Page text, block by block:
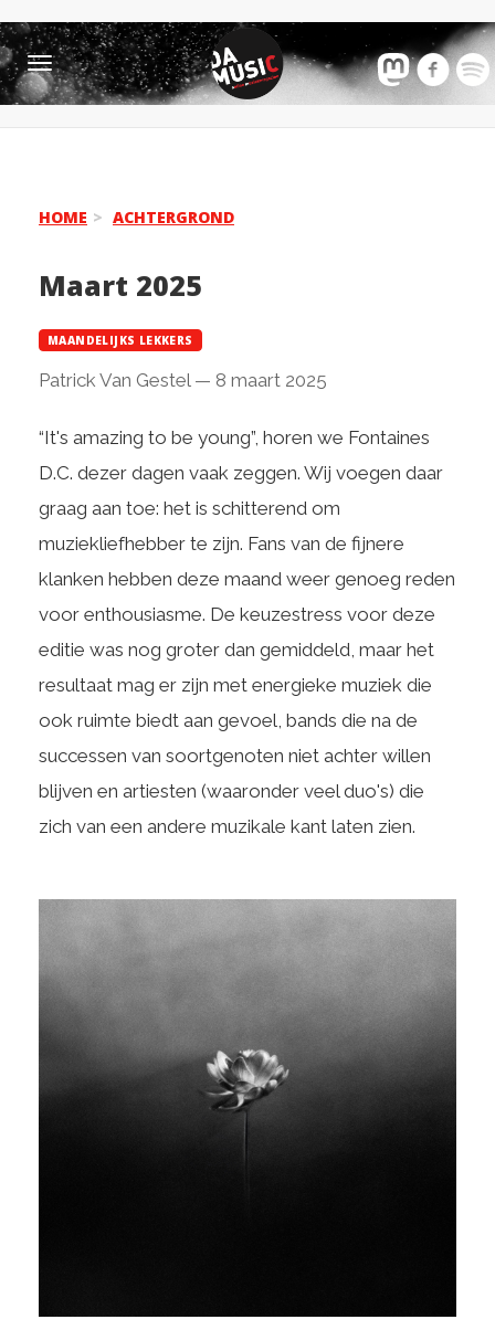
Toggle
navigation
HOME ACHTERGROND
Maart 2025
MAANDELIJKS LEKKERS
Patrick Van Gestel— 8 maart 2025
“It's amazing to be young”, horen we Fontaines
D.C. dezer dagen vaak zeggen. Wij voegen daar
graag aan toe: het is schitterend om
muziekliefhebber te zijn. Fans van de fijnere
klanken hebben deze maand weer genoeg reden
voor enthousiasme. De keuzestress voor deze
editie was nog groter dan gemiddeld, maar het
resultaat mag er zijn met energieke muziek die
ook ruimte biedt aan gevoel, bands die na de
successen van soortgenoten niet achter willen
blijven en artiesten (waaronder veel duo's) die
zich van een andere muzikale kant laten zien.